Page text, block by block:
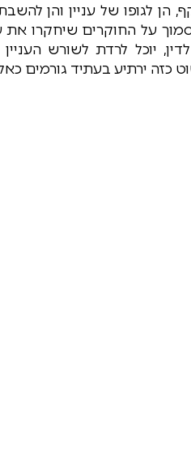
הן לגופו של עניין והן
על החוקרים שיחקרו
יוכל לרדת לשורש
כזה ירתיע בעתיד גורמים